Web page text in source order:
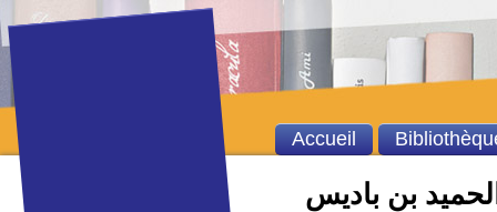
بن باديس
Accueil